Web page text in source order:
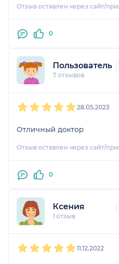
Отзыв оставлен через сайт/
0
Пользователь
7 отзывов
28.05.2023
Отличный доктор
Отзыв оставлен через сайт/
0
Ксения
1 отзыв
11.12.2022